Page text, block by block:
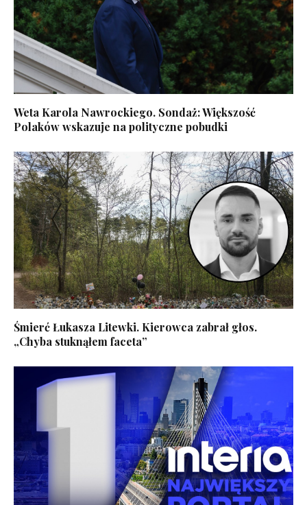
Weta Karola Nawrockiego. Sondaż: Większość
Polaków wskazuje na polityczne pobudki
Śmierć Łukasza Litewki. Kierowca zabrał głos.
„Chyba stuknąłem faceta”